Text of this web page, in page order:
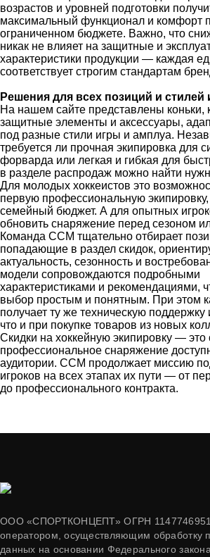
возрастов и уровней подготовки
максимальный функционал и комфорт
ограниченном бюджете. Важно, что
никак не влияет на защитные и
характеристики продукции — каждая
соответствует строгим стандартам
Решения для всех позиций и стилей
На нашем сайте представлены
защитные элементы и аксессуары,
под разные стили игры и амплуа.
требуется ли прочная экипировка для
форварда или легкая и гибкая для
в разделе распродаж можно найти
Для молодых хоккеистов это
первую профессиональную
семейный бюджет. А для опытных
обновить снаряжение перед сезоном
Команда CCM тщательно отбирает
попадающие в раздел скидок,
актуальность, сезонность и
модели сопровождаются подробными
характеристиками и рекомендациями,
выбор простым и понятным. При этом
получает ту же техническую поддержку
что и при покупке товаров из новых
Скидки на хоккейную экипировку — это
профессиональное снаряжение
аудитории. CCM продолжает миссию
игроков на всех этапах их пути — от
до профессионального контракта.
ООО «СПОРТКОНЦЕПТ» ОГРН
оператором, осуществляющим обработку
данных на основании Федерального